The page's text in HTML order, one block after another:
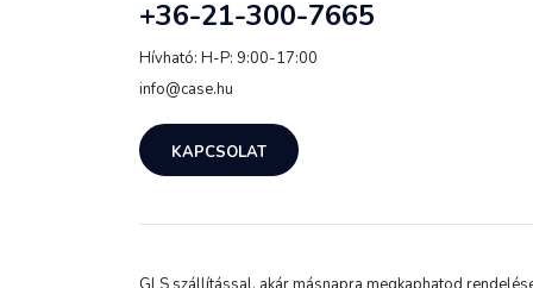
+36-21-300-7665
Hívható: H-P: 9:00-17:00
info@case.hu
KAPCSOLAT